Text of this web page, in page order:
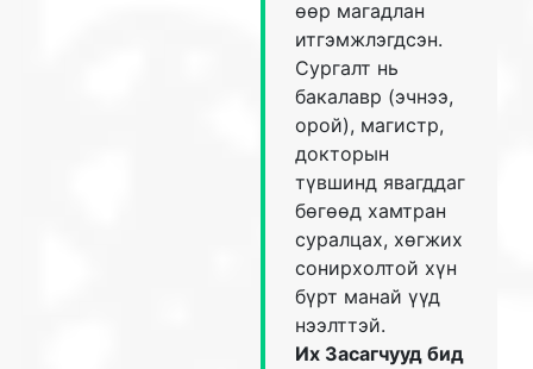
өөр магадлан
итгэмжлэгдсэн.
Сургалт нь
бакалавр (эчнээ,
орой), магистр,
докторын
түвшинд явагддаг
бөгөөд хамтран
суралцах, хөгжих
сонирхолтой хүн
бүрт манай үүд
нээлттэй.
Их Засагчууд бид